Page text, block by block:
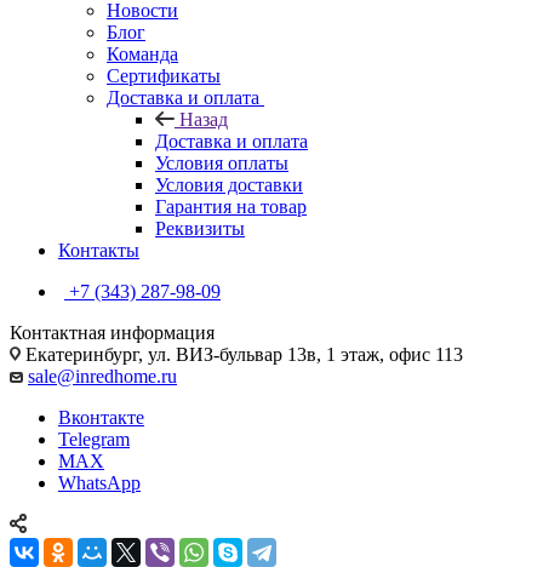
Новости
Блог
Команда
Сертификаты
Доставка и оплата
Назад
Доставка и оплата
Условия оплаты
Условия доставки
Гарантия на товар
Реквизиты
Контакты
+7 (343) 287-98-09
Контактная информация
Екатеринбург, ул. ВИЗ-бульвар 13в, 1 этаж, офис 113
sale@inredhome.ru
Вконтакте
Telegram
MAX
WhatsApp